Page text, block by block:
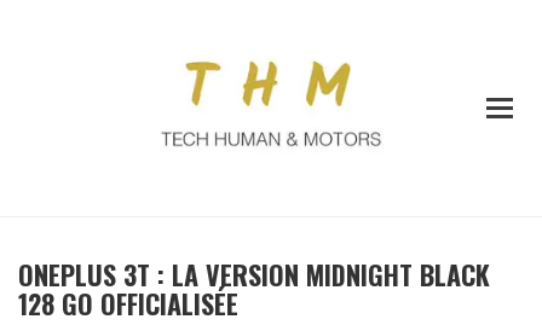
ONEPLUS 3T : LA VERSION MIDNIGHT BLACK
128 GO OFFICIALISÉE